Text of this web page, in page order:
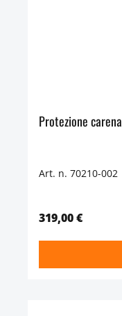
Protezione
Art. n. 70210-002
319,00 €